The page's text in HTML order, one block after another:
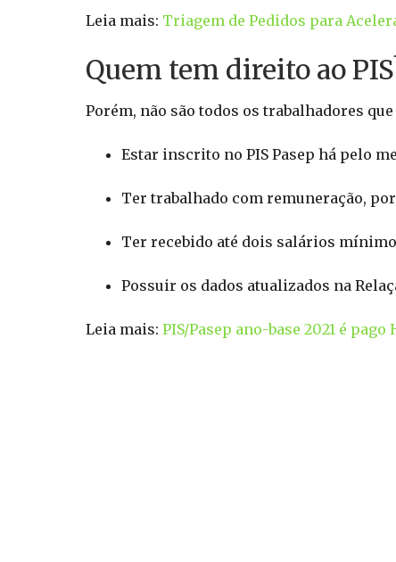
Leia mais: Triagem de Pedidos para
Quem tem direito ao
Porém, não são todos os trabalhadores
Estar inscrito no PIS Pasep há pelo
Ter trabalhado com remuneração,
Ter recebido até dois salários
Possuir os dados atualizados na
Leia mais: PIS/Pasep ano-base 2021 é